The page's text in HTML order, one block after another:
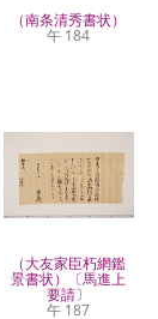
（南条清秀書状）
午 184
（大友家臣朽網鑑
景書状）〔馬進上
要請〕
午 187